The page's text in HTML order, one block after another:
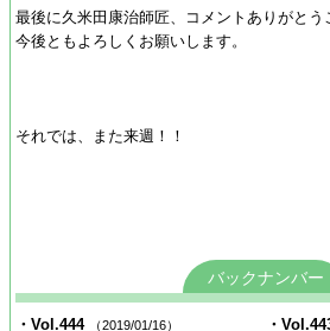
最後に久米田康治師匠、コメントありがとう
今後ともよろしくお願いします。
それでは、また来週！！
バックナンバー
・Vol.444 （2019/01/16） ・